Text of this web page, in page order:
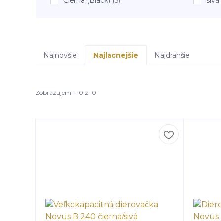
Najnovšie Najlacnejšie Najdrahšie
Zobrazujem 1-10 z 10